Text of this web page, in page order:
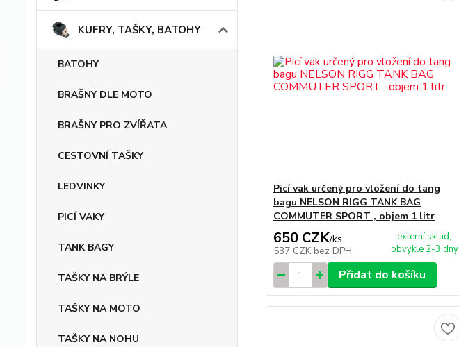
KUFRY, TAŠKY, BATOHY
BATOHY
BRAŠNY DLE MOTO
BRAŠNY PRO ZVÍŘATA
CESTOVNÍ TAŠKY
LEDVINKY
PICÍ VAKY
TANK BAGY
TAŠKY NA BRÝLE
TAŠKY NA MOTO
TAŠKY NA NOHU
Picí vak určený pro vložení do tang
bagu NELSON RIGG TANK BAG
COMMUTER SPORT , objem 1 litr
650 CZK/ks
537 CZK bez DPH
externí sklad,
obvykle 2-3 dny
Přidat do košíku